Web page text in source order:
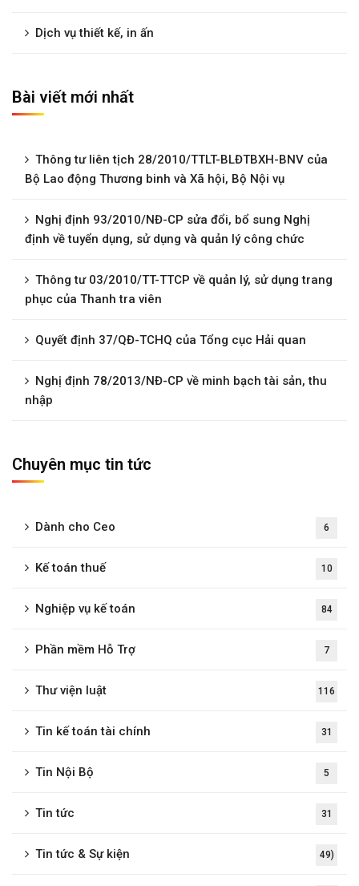
Dịch vụ thiết kế, in ấn
Bài viết mới nhất
Thông tư liên tịch 28/2010/TTLT-BLĐTBXH-BNV của
Bộ Lao động Thương binh và Xã hội, Bộ Nội vụ
Nghị định 93/2010/NĐ-CP sửa đổi, bổ sung Nghị
định về tuyển dụng, sử dụng và quản lý công chức
Thông tư 03/2010/TT-TTCP về quản lý, sử dụng trang
phục của Thanh tra viên
Quyết định 37/QĐ-TCHQ của Tổng cục Hải quan
Nghị định 78/2013/NĐ-CP về minh bạch tài sản, thu
nhập
Chuyên mục tin tức
Dành cho Ceo 6
Kế toán thuế 10
Nghiệp vụ kế toán 84
Phần mềm Hỗ Trợ 7
Thư viện luật 116
Tin kế toán tài chính 31
Tin Nội Bộ 5
Tin tức 31
Tin tức & Sự kiện 49)